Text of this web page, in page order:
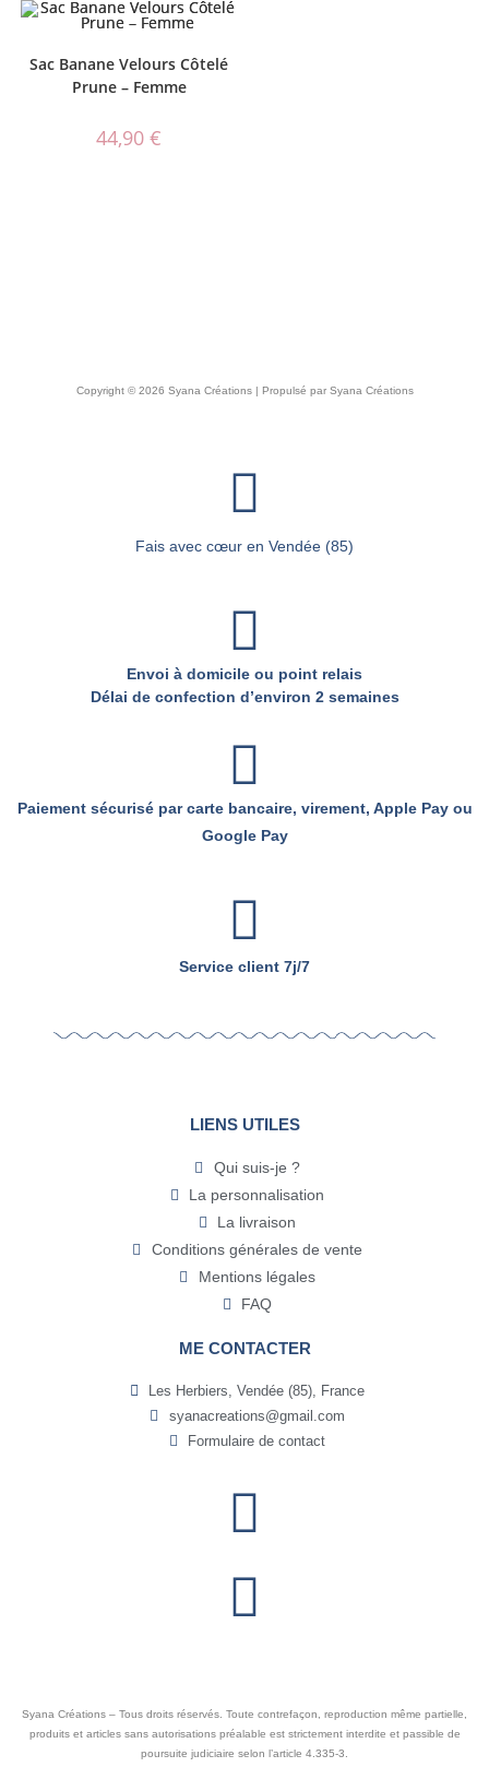
Sac Banane Velours Côtelé
Prune – Femme
44,90€
Copyright © 2026 Syana Créations | Propulsé par Syana Créations
Fais avec cœur en Vendée (85)
Envoi à domicile ou point relais
Délai de confection d’environ 2 semaines
Paiement sécurisé par carte bancaire, virement, Apple Pay ou
Google Pay
Service client 7j/7
LIENS UTILES
Qui suis-je ?
La personnalisation
La livraison
Conditions générales de vente
Mentions légales
FAQ
ME CONTACTER
Les Herbiers, Vendée (85), France
syanacreations@gmail.com
Formulaire de contact
Syana Créations – Tous droits réservés. Toute contrefaçon, reproduction même partielle,
produits et articles sans autorisations préalable est strictement interdite et passible de
poursuite judiciaire selon l’article 4.335-3.